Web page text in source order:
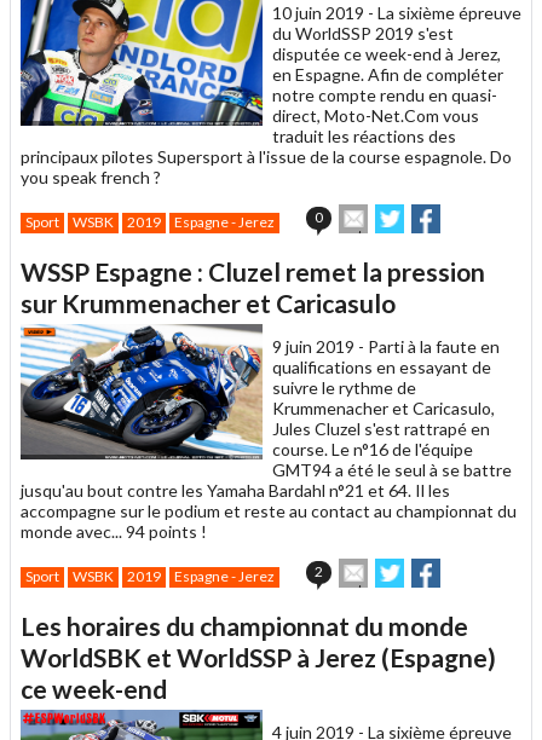
10 juin 2019 - La sixième épreuve
du WorldSSP 2019 s'est
disputée ce week-end à Jerez,
en Espagne. Afin de compléter
notre compte rendu en quasi-
direct, Moto-Net.Com vous
traduit les réactions des
principaux pilotes Supersport à l'issue de la course espagnole. Do
you speak french ?
Sport WSBK 2019 Espagne - Jerez 0
Envoyer
cet
à
un
ami
Partager
sur sur
WSSP Espagne : Cluzel remet la pression
sur Krummenacher et Caricasulo
9 juin 2019 - Parti à la faute en
qualifications en essayant de
suivre le rythme de
Krummenacher et Caricasulo,
Jules Cluzel s'est rattrapé en
course. Le n°16 de l'équipe
GMT94 a été le seul à se battre
jusqu'au bout contre les Yamaha Bardahl n°21 et 64. Il les
accompagne sur le podium et reste au contact au championnat du
monde avec... 94 points !
Sport WSBK 2019 Espagne - Jerez 2
Envoyer
cet
à
un
ami
Partager
sur sur
Les horaires du championnat du monde
WorldSBK et WorldSSP à Jerez (Espagne)
ce week-end
4 juin 2019 - La sixième épreuve